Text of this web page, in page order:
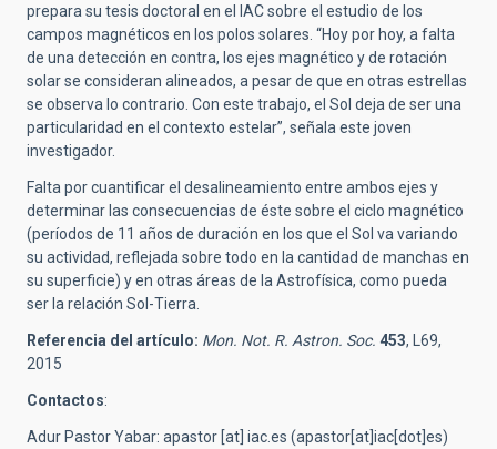
prepara su tesis doctoral en el IAC sobre el estudio de los
campos magnéticos en los polos solares. “Hoy por hoy, a falta
de una detección en contra, los ejes magnético y de rotación
solar se consideran alineados, a pesar de que en otras estrellas
se observa lo contrario. Con este trabajo, el Sol deja de ser una
particularidad en el contexto estelar”, señala este joven
investigador.
Falta por cuantificar el desalineamiento entre ambos ejes y
determinar las consecuencias de éste sobre el ciclo magnético
(períodos de 11 años de duración en los que el Sol va variando
su actividad, reflejada sobre todo en la cantidad de manchas en
su superficie) y en otras áreas de la Astrofísica, como pueda
ser la relación Sol-Tierra.
Referencia del artículo: Mon. Not. R. Astron. Soc. 453, L69,
2015
Contactos:
Adur Pastor Yabar: apastor [at] iac.es (apastor[at]iac[dot]es)